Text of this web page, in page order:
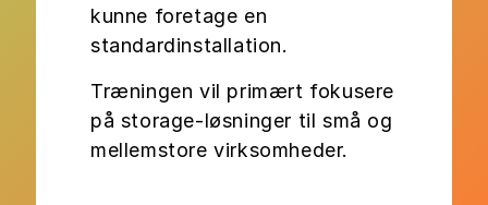
kunne foretage en
standardinstallation.
Træningen vil primært fokusere
på storage-løsninger til små og
mellemstore virksomheder.